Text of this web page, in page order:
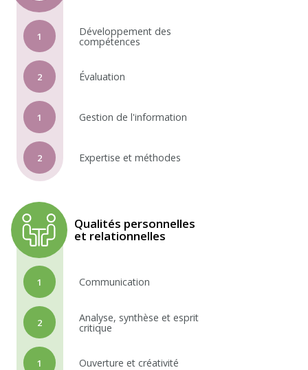
1 Développement des
compétences
2 Évaluation
1 Gestion de l'information
2 Expertise et méthodes
Qualités personnelles
et relationnelles
1 Communication
2 Analyse, synthèse et esprit
critique
1 Ouverture et créativité